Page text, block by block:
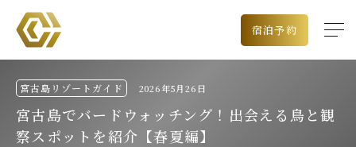
宿泊予約
宮古島リゾートガイド 2026年5月26日
宮古島でバードウォッチング！出会える鳥と観
察スポットを紹介【春夏編】